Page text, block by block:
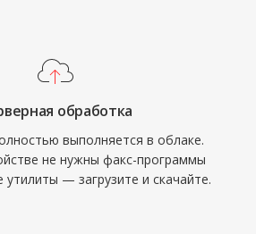
обработка
выполняется в облаке.
не нужны факс-программы
утилиты — загрузите и скачайте.